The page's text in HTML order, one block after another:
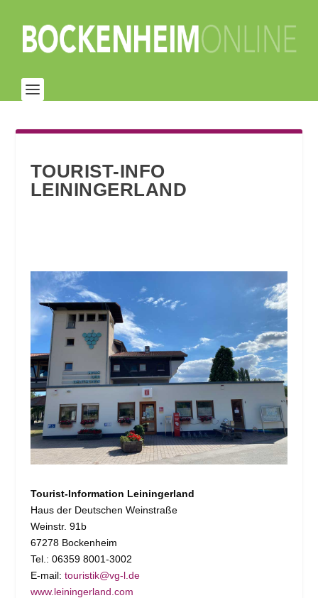
TOURIST-INFO
LEININGERLAND
Tourist-Information Leiningerland
Haus der Deutschen Weinstraße
Weinstr. 91b
67278 Bockenheim
Tel.: 06359 8001-3002
E-mail: touristik@vg-l.de
www.leiningerland.com